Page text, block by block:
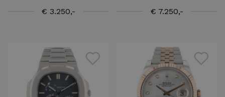
€ 3.250,- € 7.250,-